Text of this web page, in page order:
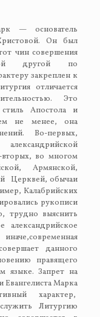
— основатель
Он был
чин совершения
другой по
закреплен к
отличается
Это
стиль Апостола и
не менее, она
Во-первых,
во многом
Армянской,
Церквей, обычаи
Калабрийских
рукописи
трудно выяснить
александрийское
данного
правящего
языке. Запрет на
Евангелиста Марка
характер,
Литургию